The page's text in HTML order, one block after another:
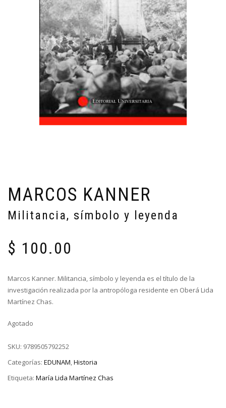
MARCOS KANNER
Militancia, símbolo y leyenda
$ 100.00
Marcos Kanner. Militancia, símbolo y leyenda es el título de la
investigación realizada por la antropóloga residente en Oberá Lida
Martínez Chas.
Agotado
SKU: 9789505792252
Categorías: EDUNAM,Historia
Etiqueta: María Lida Martínez Chas